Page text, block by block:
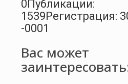
0Публикации:
1539Регистрация:
-0001
Вас может